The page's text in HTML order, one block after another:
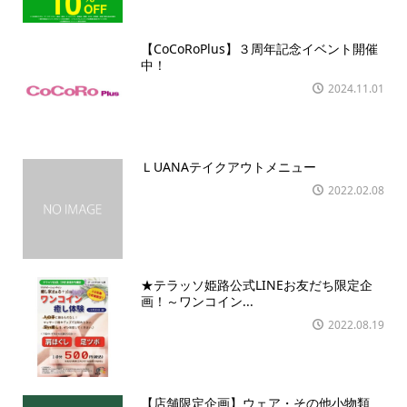
【CoCoRoPlus】３周年記念イベント開催
中！
2024.11.01
ＬUANAテイクアウトメニュー
2022.02.08
★テラッソ姫路公式LINEお友だち限定企
画！～ワンコイン...
2022.08.19
【店舗限定企画】ウェア・その他小物類